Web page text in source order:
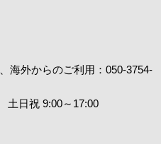
海外からのご利用：050-3754-
日祝 9:00～17:00